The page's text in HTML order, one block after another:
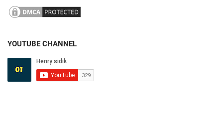
YOUTUBE CHANNEL